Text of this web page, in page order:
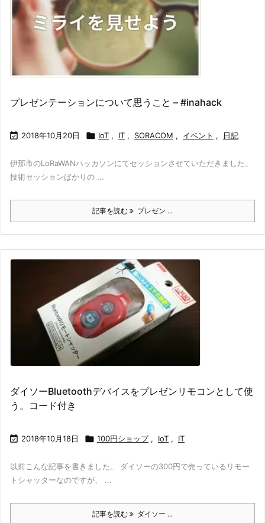
プレゼンテーションについて思うこと – #inahack
 2018年10月20日  IoT , IT , SORACOM , イベント , 日記
伊那市のLoRaWANハッカソンにてセッションさせていただきました。
技術セッションばかりの ...
記事を読む プレゼン ...
ダイソーBluetoothデバイスをプレゼンリモコンとして使
う。コード付き
 2018年10月18日  100円ショップ , IoT , IT
以前こんな記事を書きました。 ダイソーの300円で売っているリモー
トシャッターなのですが、 ...
記事を読む ダイソー ...